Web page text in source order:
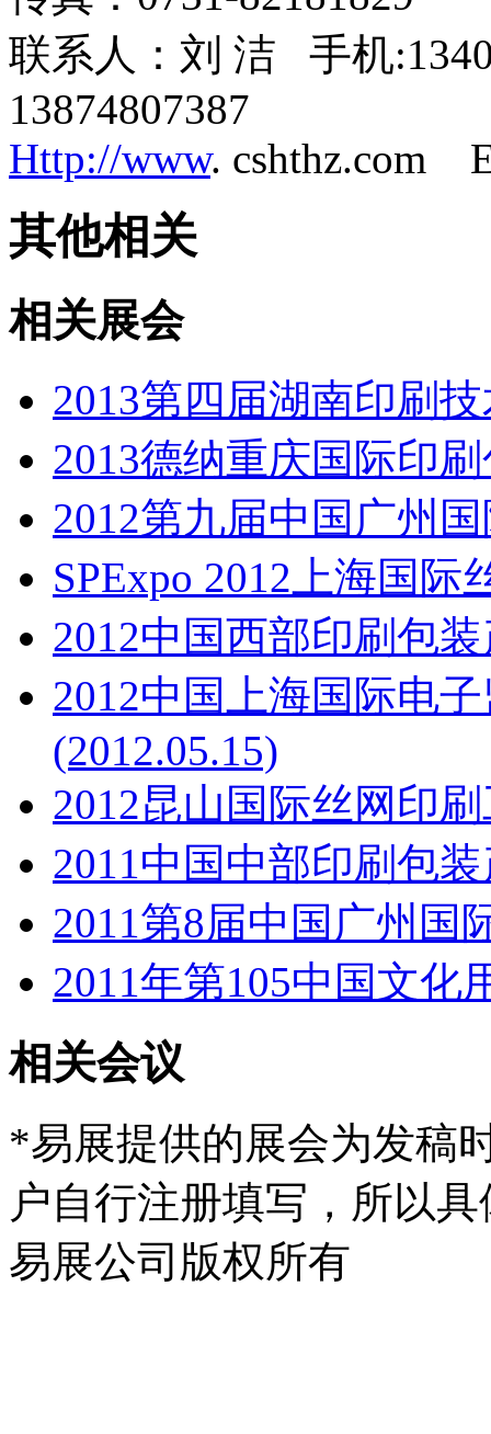
联系人：刘 洁 手机
13874807387
Http://www. cshthz.com
其他相关
相关展会
2013第四届湖南印刷
2013德纳重庆国际印
2012第九届中国广州
SPExpo 2012上海国际
2012中国西部印刷包
2012中国上海国际电
(2012.05.15)
2012昆山国际丝网印
2011中国中部印刷包
2011第8届中国广州国
2011年第105中国文化
相关会议
*易展提供的展会为发稿
户自行注册填写，所以
易展公司版权所有